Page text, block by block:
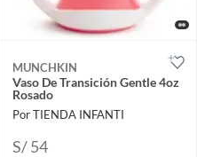
MUNCHKIN
Vaso De Transición Gentle 4oz
Rosado
Por TIENDA INFANTI
S/ 54